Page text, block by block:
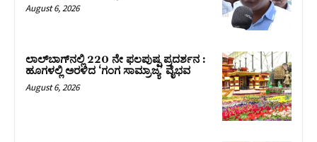
August 6, 2026
ಲಾಲ್‍ಬಾಗ್‍ನಲ್ಲಿ 220 ನೇ ಫಲಪುಷ್ಪ ಪ್ರದರ್ಶನ :
ಹೂಗಳಲ್ಲಿ ಅರಳಿದ ‘ಗಂಗ ಸಾಮ್ರಾಜ್ಯ’ ವೈಭವ
August 6, 2026